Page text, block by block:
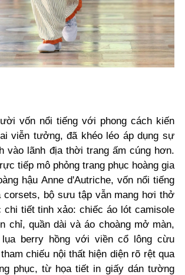
vốn nổi tiếng với phong cách kiến
viễn tưởng, đã khéo léo áp dụng sự
vào lãnh địa thời trang ấm cúng hơn.
tiếp mô phỏng trang phục hoàng gia
hậu Anne d'Autriche, vốn nổi tiếng
bộ sưu tập vẫn mang hơi thở
chi tiết tinh xảo: chiếc áo lót camisole
chỉ, quần dài và áo choàng mở màn,
berry hồng với viền cổ lông cừu
chiếu nội thất hiện diện rõ rệt qua
phục, từ họa tiết in giấy dán tường